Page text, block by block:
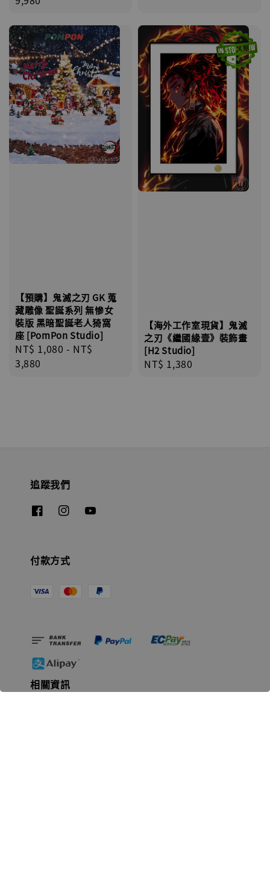
【預購】鬼滅之刃 GK 蒐
藏雕像 聖誕系列 無慘女
裝版 黑暗聖誕老人猗窩
座 [PomPon Studio]
Regular
price
NT$ 1,080 - NT$
3,880
【海外工作室現貨】鬼滅
之刃《繼國緣壹》裝飾畫
[H2 Studio]
Regular
NT$ 1,380
追蹤我們
付款方式
相關資訊